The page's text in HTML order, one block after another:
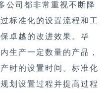
公司都非常重视不断降
标准化的设置流程和工
卓越的改进效果。毕
生产一定数量的产品，
时的设置时间。标准化
划设置过程并提高过程